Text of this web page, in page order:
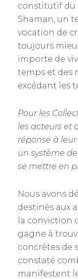
constitutif du
Shaman, un
vocation de
toujours
importe de
temps et des
excédant les
Pour les
les acteurs et
réponse à
un système
se mettre en
Nous avons
destinés aux
la conviction
gagne à
concrètes de
constaté
manifestent